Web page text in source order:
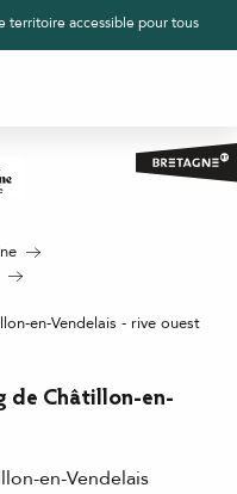
territoire accessible pour tous
en-Vendelais - rive ouest
de Châtillon-en-
en-Vendelais